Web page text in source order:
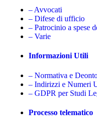
– Avvocati
– Difese di ufficio
– Patrocinio a spese
– Varie
Informazioni Utili
– Normativa e
– Indirizzi e Numeri
– GDPR per Studi
Processo telematico